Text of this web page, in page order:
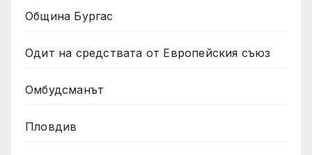
Община Бургас
Одит на средствата от Европейския съюз
Омбудсманът
Пловдив